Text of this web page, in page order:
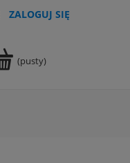
ZALOGUJ SIĘ
(pusty)